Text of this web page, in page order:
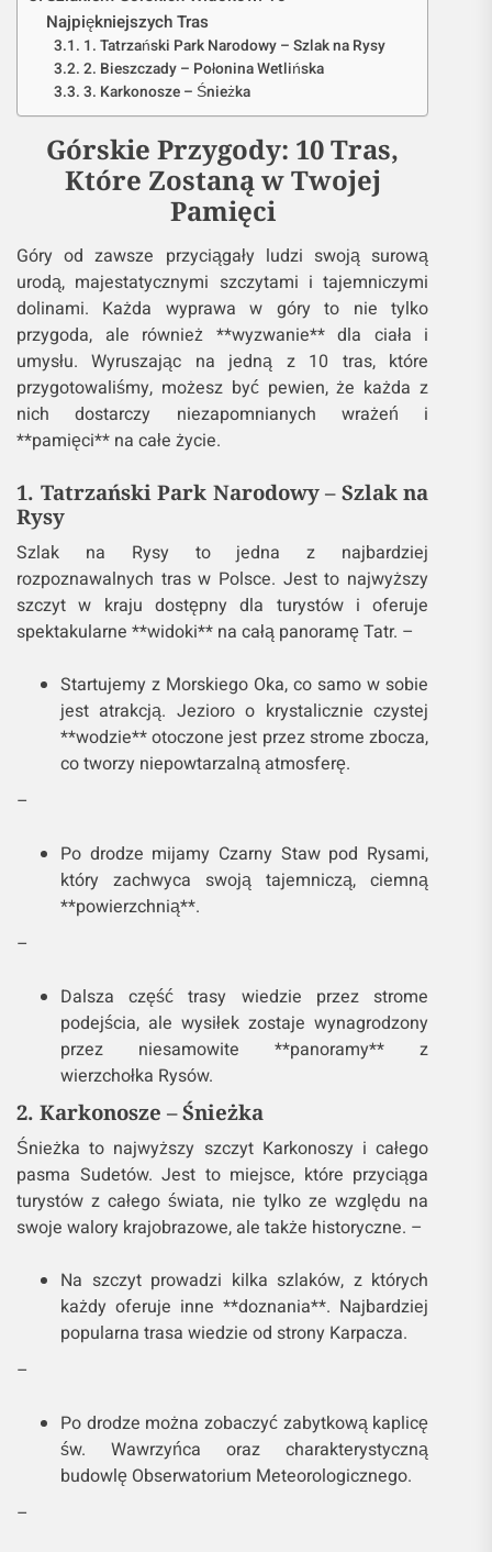
Najpiękniejszych Tras
1. Tatrzański Park Narodowy – Szlak na Rysy
2. Bieszczady – Połonina Wetlińska
3. Karkonosze – Śnieżka
Górskie Przygody: 10 Tras,
Które Zostaną w Twojej
Pamięci
Góry od zawsze przyciągały ludzi swoją surową
urodą, majestatycznymi szczytami i tajemniczymi
dolinami. Każda wyprawa w góry to nie tylko
przygoda, ale również **wyzwanie** dla ciała i
umysłu. Wyruszając na jedną z 10 tras, które
przygotowaliśmy, możesz być pewien, że każda z
nich dostarczy niezapomnianych wrażeń i
**pamięci** na całe życie.
1. Tatrzański Park Narodowy – Szlak na
Rysy
Szlak na Rysy to jedna z najbardziej
rozpoznawalnych tras w Polsce. Jest to najwyższy
szczyt w kraju dostępny dla turystów i oferuje
spektakularne **widoki** na całą panoramę Tatr. –
Startujemy z Morskiego Oka, co samo w sobie
jest atrakcją. Jezioro o krystalicznie czystej
**wodzie** otoczone jest przez strome zbocza,
co tworzy niepowtarzalną atmosferę.
–
Po drodze mijamy Czarny Staw pod Rysami,
który zachwyca swoją tajemniczą, ciemną
**powierzchnią**.
–
Dalsza część trasy wiedzie przez strome
podejścia, ale wysiłek zostaje wynagrodzony
przez niesamowite **panoramy** z
wierzchołka Rysów.
2. Karkonosze – Śnieżka
Śnieżka to najwyższy szczyt Karkonoszy i całego
pasma Sudetów. Jest to miejsce, które przyciąga
turystów z całego świata, nie tylko ze względu na
swoje walory krajobrazowe, ale także historyczne. –
Na szczyt prowadzi kilka szlaków, z których
każdy oferuje inne **doznania**. Najbardziej
popularna trasa wiedzie od strony Karpacza.
–
Po drodze można zobaczyć zabytkową kaplicę
św. Wawrzyńca oraz charakterystyczną
budowlę Obserwatorium Meteorologicznego.
–